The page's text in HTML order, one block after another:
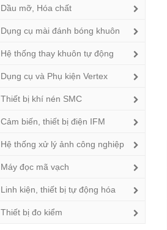
Dầu mỡ, Hóa chất
Dụng cụ mài đánh bóng khuôn
Hệ thống thay khuôn tự động
Dụng cụ và Phụ kiện Vertex
Thiết bị khí nén SMC
Cảm biến, thiết bị điện IFM
Hệ thống xử lý ảnh công nghiệp
Máy đọc mã vạch
Linh kiện, thiết bị tự động hóa
Thiết bị đo kiểm